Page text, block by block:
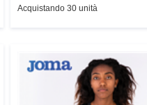
Acquistando 30 unità